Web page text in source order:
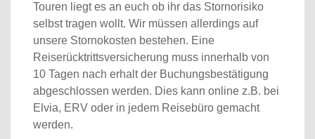
Touren liegt es an euch ob ihr das Stornorisiko
selbst tragen wollt. Wir müssen allerdings auf
unsere Stornokosten bestehen. Eine
Reiserücktrittsversicherung muss innerhalb von
10 Tagen nach erhalt der Buchungsbestätigung
abgeschlossen werden. Dies kann online z.B. bei
Elvia, ERV oder in jedem Reisebüro gemacht
werden.